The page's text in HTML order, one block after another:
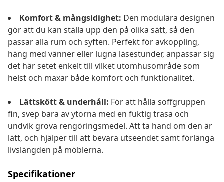
Komfort & mångsidighet: Den modulära designen
gör att du kan ställa upp den på olika sätt, så den
passar alla rum och syften. Perfekt för avkoppling,
häng med vänner eller lugna läsestunder, anpassar sig
det här setet enkelt till vilket utomhusområde som
helst och maxar både komfort och funktionalitet.
Lättskött & underhåll: För att hålla soffgruppen
fin, svep bara av ytorna med en fuktig trasa och
undvik grova rengöringsmedel. Att ta hand om den är
lätt, och hjälper till att bevara utseendet samt förlänga
livslängden på möblerna.
Specifikationer